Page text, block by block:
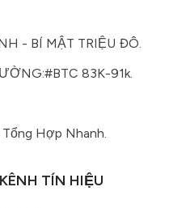
- BÍ MẬT TRIỆU ĐÔ.
83K-91k.
Hợp Nhanh.
TÍN HIỆU